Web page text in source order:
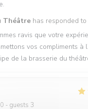
Théâtre has responded
ravis que votre
vos compliments à
de la brasserie du
- guests 3